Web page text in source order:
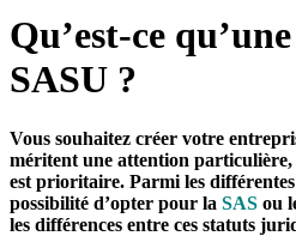
Qu’est-ce
SASU ?
Vous souhaitez créer votre
méritent une attention particulière,
est prioritaire. Parmi les
possibilité d’opter pour la SAS ou
les différences entre ces statuts